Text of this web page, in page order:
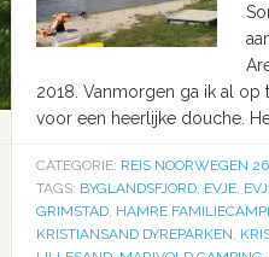
2018. Vanmorgen ga ik al
voor een heerlijke douche.
CATEGORIE: REIS NOORWEGEN
TAGS: BYGLANDSFJORD, EVJE,
GRIMSTAD, HAMRE
KRISTIANSAND DYREPARKEN,